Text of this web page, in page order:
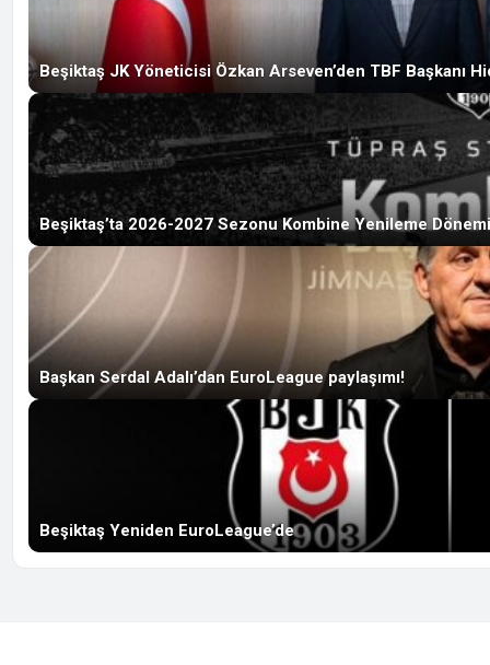
Beşiktaş JK Yöneticisi Özkan Arseven’den TBF Başkanı
Beşiktaş’ta 2026-2027 Sezonu Kombine Yenileme
Başkan Serdal Adalı’dan EuroLeague paylaşımı!
Beşiktaş Yeniden EuroLeague’de